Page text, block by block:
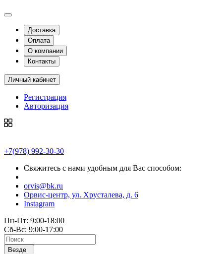
Доставка
Оплата
О компании
Контакты
Личный кабинет
Регистрация
Авторизация
+7(978) 992-30-30
Свяжитесь с нами удобным для Вас способом:
orvis@bk.ru
Орвис-центр, ул. Хрусталева, д. 6
Instagram
Пн-Пт: 9:00-18:00
Сб-Вс: 9:00-17:00
Везде